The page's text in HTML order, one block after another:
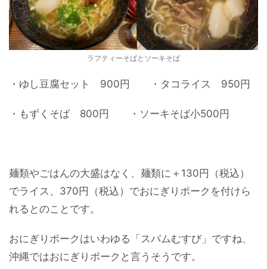
ラフティーそばとソーキそば
・ゆし豆腐セット 900円 ・タコライス 950円
・もずくそば 800円 ・ソーキそば小500円
麺類やごはんの大盛はなく、麺類に＋130円（税込）
でライス、370円（税込）でおにぎりポークを付けら
れるとのことです。
おにぎりポークはいわゆる「スパムむすび」ですね、
沖縄ではおにぎりポークと言うそうです。